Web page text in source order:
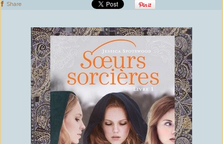
Share